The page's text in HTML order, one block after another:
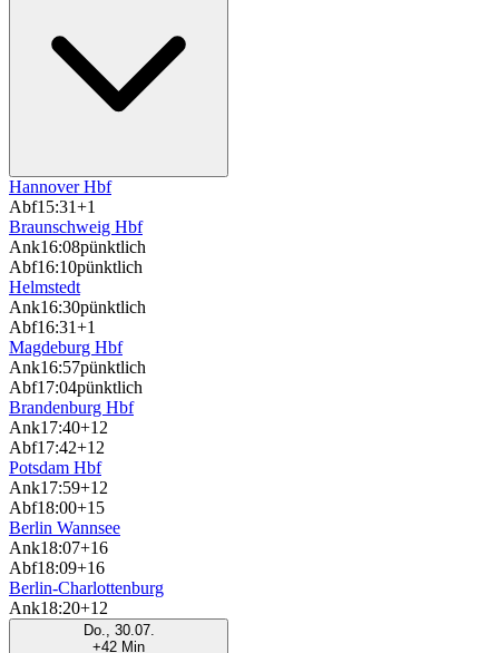
Hannover Hbf
Abf15:31+1
Braunschweig Hbf
Ank16:08pünktlich
Abf16:10pünktlich
Helmstedt
Ank16:30pünktlich
Abf16:31+1
Magdeburg Hbf
Ank16:57pünktlich
Abf17:04pünktlich
Brandenburg Hbf
Ank17:40+12
Abf17:42+12
Potsdam Hbf
Ank17:59+12
Abf18:00+15
Berlin Wannsee
Ank18:07+16
Abf18:09+16
Berlin-Charlottenburg
Ank18:20+12
Do., 30.07.
+42 Min